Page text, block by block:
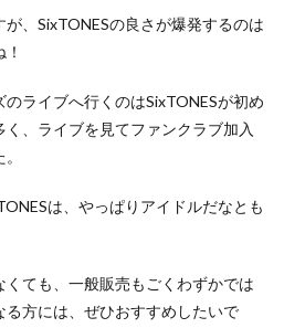
、SixTONESの良さが爆発するのは
ライブへ行くのはSixTONESが初め
、ライブを見てファンクラブ加入
は、やっぱりアイドルだなとも
ても、一般販売もごくわずかでは
方には、ぜひおすすめしたいで